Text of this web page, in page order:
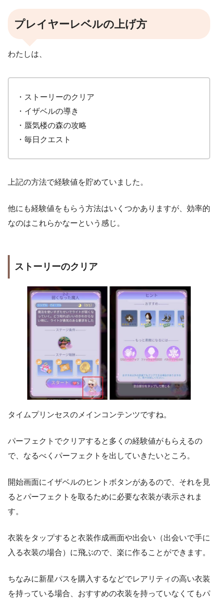
プレイヤーレベルの上げ方
わたしは、
・ストーリーのクリア
・イザベルの導き
・蜃気楼の森の攻略
・毎日クエスト
上記の方法で経験値を貯めていました。
他にも経験値をもらう方法はいくつかありますが、効率的
なのはこれらかなーという感じ。
ストーリーのクリア
タイムプリンセスのメインコンテンツですね。
パーフェクトでクリアすると多くの経験値がもらえるの
で、なるべくパーフェクトを出していきたいところ。
開始画面にイザベルのヒントボタンがあるので、それを見
るとパーフェクトを取るために必要な衣装が表示されま
す。
衣装をタップすると衣装作成画面や出会い（出会いで手に
入る衣装の場合）に飛ぶので、楽に作ることができます。
ちなみに新星パスを購入するなどでレアリティの高い衣装
を持っている場合、おすすめの衣装を持っていなくてもパ